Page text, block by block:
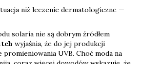
niż leczenie dermatologiczne —
solaria nie są dobrym źródłem
wyjaśnia, że do jej produkcji
UVB. Choć moda na